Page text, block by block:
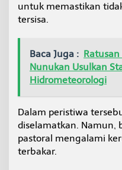
untuk memastikan
tersisa.
Baca Juga : Ratusan
Nunukan Usulkan
Hidrometeorologi
Dalam peristiwa
diselamatkan. Namun,
pastoral mengalami
terbakar.